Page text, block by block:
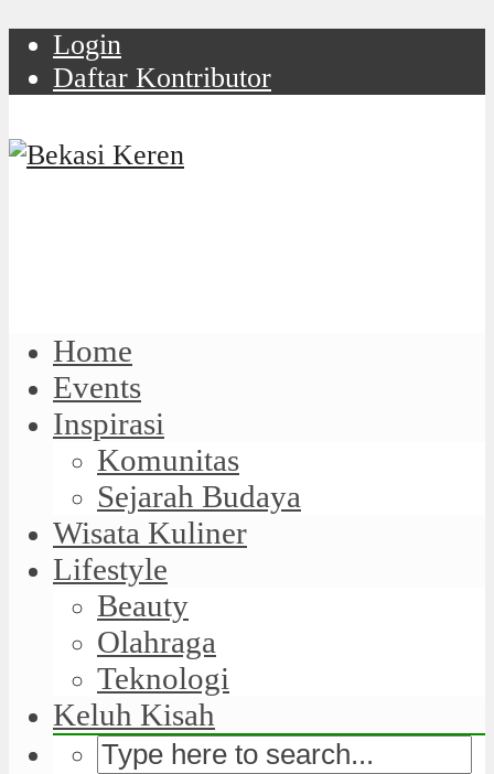
Login
Daftar Kontributor
Home
Events
Inspirasi
Komunitas
Sejarah Budaya
Wisata Kuliner
Lifestyle
Beauty
Olahraga
Teknologi
Keluh Kisah